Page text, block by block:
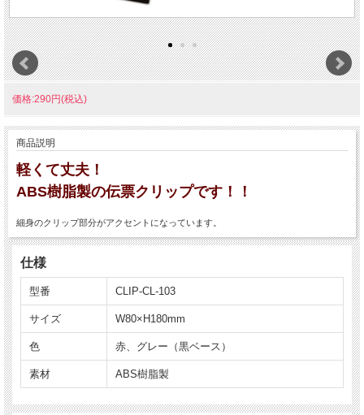
価格:290円(税込)
商品説明
軽くて丈夫！
ABS樹脂製の伝票クリップです！！
細身のクリップ部分がアクセントになっています。
仕様
型番 CLIP-CL-103
サイズ W80×H180mm
色 赤、グレー（黒ベース）
素材 ABS樹脂製